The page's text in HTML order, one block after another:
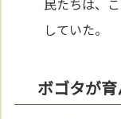
民たちは、
していた。
ボゴタが